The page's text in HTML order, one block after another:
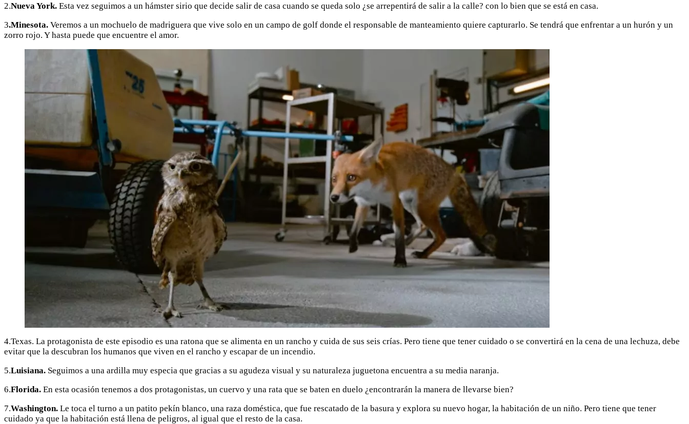
2.Nueva York. Esta vez seguimos a un hámster sirio que decide salir de casa cuando se queda solo ¿se arrepentirá de salir a la calle? con lo bien que se está en casa.
3.Minesota. Veremos a un mochuelo de madriguera que vive solo en un campo de golf donde el responsable de manteamiento quiere capturarlo. Se tendrá que enfrentar a un hurón y un
zorro rojo. Y hasta puede que encuentre el amor.
4.Texas. La protagonista de este episodio es una ratona que se alimenta en un rancho y cuida de sus seis crías. Pero tiene que tener cuidado o se convertirá en la cena de una lechuza, debe
evitar que la descubran los humanos que viven en el rancho y escapar de un incendio.
5.Luisiana. Seguimos a una ardilla muy especia que gracias a su agudeza visual y su naturaleza juguetona encuentra a su media naranja.
6.Florida. En esta ocasión tenemos a dos protagonistas, un cuervo y una rata que se baten en duelo ¿encontrarán la manera de llevarse bien?
7.Washington. Le toca el turno a un patito pekín blanco, una raza doméstica, que fue rescatado de la basura y explora su nuevo hogar, la habitación de un niño. Pero tiene que tener
cuidado ya que la habitación está llena de peligros, al igual que el resto de la casa.